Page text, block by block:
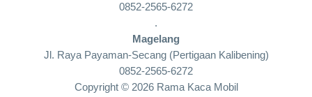
0852-2565-6272
.
Magelang
Jl. Raya Payaman-Secang (Pertigaan Kalibening)
0852-2565-6272
Copyright © 2026 Rama Kaca Mobil